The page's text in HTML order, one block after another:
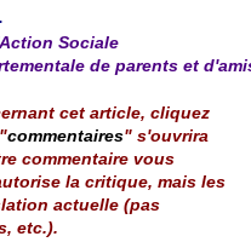
Sociale
de parents et
cet article, cliquez
commentaires" s'ouvrira
commentaire vous
la critique, mais les
actuelle (pas
etc.).